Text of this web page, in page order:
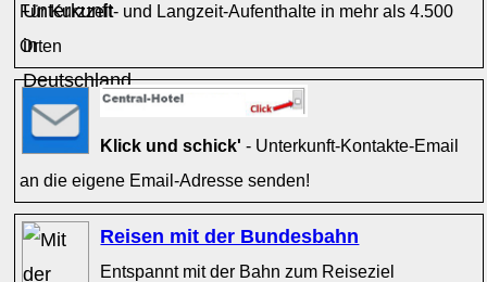
Für Kurzzeit- und Langzeit-Aufenthalte in mehr als 4.500
Orten
Klick und schick' - Unterkunft-Kontakte-Email
an die eigene Email-Adresse senden!
Reisen mit der Bundesbahn
Entspannt mit der Bahn zum Reiseziel